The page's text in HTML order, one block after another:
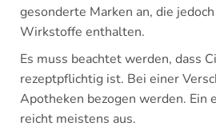
gesonderte Marken an, die
Wirkstoffe enthalten.
Es muss beachtet werden, dass
rezeptpflichtig ist. Bei einer
Apotheken bezogen werden. Ein
reicht meistens aus.